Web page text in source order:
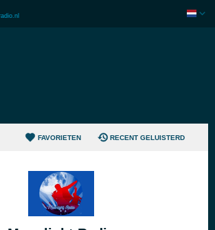
FAVORIETEN RECENT GELUISTERD